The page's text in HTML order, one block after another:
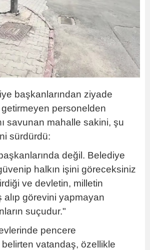
başkanlarından ziyade
personelden
savunan mahalle sakini, şu
sürdürdü:
değil. Belediye
halkın işini göreceksiniz
ve devletin, milletin
alıp görevini yapmayan
suçudur."
pencere
belirten vatandaş, özellikle